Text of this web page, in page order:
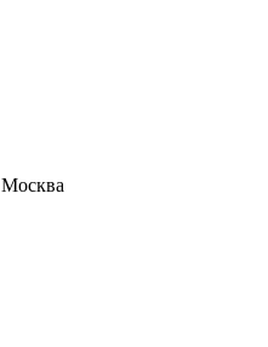
Москва